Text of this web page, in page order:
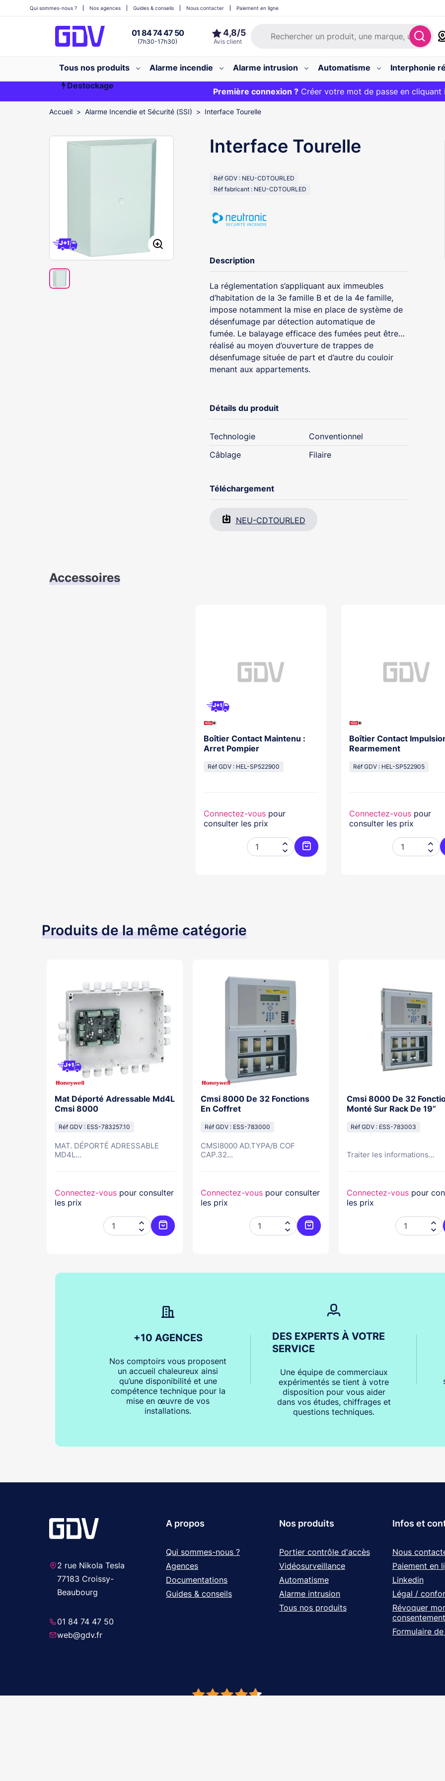
01 84 74 47 50
(7h30-17h30)
Qui sommes-nous ? Nos agences Guides & conseils Nous contacter Paiement en ligne
Tous nos produits Alarme incendie Alarme intrusion Automatisme Interphonie
Destockage
Première commande ?20€ OFFERT sur votre panier et livraison 24/48h gratuite
Première connexion ?Créer votre mot de passe en cliquant
EXCLU WEB :
Accueil Alarme Incendie et Sécurité (SSI) Interface Tourelle
Interface Tourelle
Réf GDV : NEU-CDTOURLED
Réf fabricant : NEU-CDTOURLED
Description
La réglementation s’appliquant aux immeubles
d’habitation de la 3e famille B et de la 4e famille,
impose notamment la mise en place de système de
désenfumage par détection automatique de
fumée. Le balayage efficace des fumées peut être
réalisé au moyen d’ouverture de trappes de
désenfumage située de part et d’autre du couloir
menant aux appartements.
Détails du produit
Technologie
Conventionnel
Câblage
Filaire
Téléchargement
NEU-CDTOURLED
Accessoires
Boîtier Contact Maintenu :
Arret Pompier
Réf GDV : HEL-SP522900
Connectez-vous pour
consulter les prix


Ajouter au panier
Boîtier Contact
Rearmement
Réf GDV : HEL-SP522905
Connectez-vous pour
consulter les prix


Produits de la même catégorie
Mat Déporté Adressable Md4L
Cmsi 8000
Réf GDV : ESS-783257.10
MAT. DÉPORTÉ ADRESSABLE
MD4L...
Connectez-vous pour consulter
les prix


Ajouter au panier
Cmsi 8000 De 32 Fonctions
En Coffret
Réf GDV : ESS-783000
CMSI8000 AD.TYPA/B COF
CAP.32...
Connectez-vous pour consulter
les prix


Ajouter au panier
Cmsi 8000 De 32
Monté Sur Rack De 19”
Réf GDV : ESS-783003
Traiter les informations...
Connectez-vous pour
les prix


+10 AGENCES
Nos comptoirs vous proposent
un accueil chaleureux ainsi
qu’une disponibilité et une
compétence technique pour la
mise en œuvre de vos
installations.
DES EXPERTS À VOTRE
SERVICE
Une équipe de commerciaux
expérimentés se tient à votre
disposition pour vous aider
dans vos études, chiffrages et
questions techniques.
2 rue Nikola Tesla
77183 Croissy-
Beaubourg
01 84 74 47 50
web@gdv.fr
A propos
Qui sommes-nous ?
Agences
Documentations
Guides & conseils
Nos produits
Portier contrôle d'accès
Vidéosurveillance
Automatisme
Alarme intrusion
Tous nos produits
Infos et
Nous
Paiement en
Linkedin
Légal /
Révoquer
consentement
Formulaire